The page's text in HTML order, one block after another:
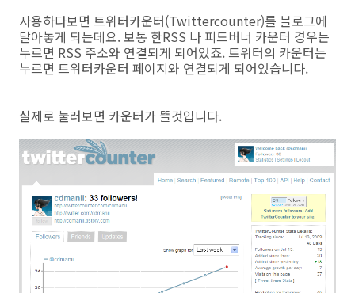
사용하다보면 트위터카운터(Twittercounter)를 블로그에
달아놓게 되는데요. 보통 한RSS 나 피드버너 카운터 경우는
누르면 RSS 주소와 연결되게 되어있죠. 트위터의 카운터는
누르면 트위터카운터 페이지와 연결되게 되어있습니다.
실제로 눌러보면 카운터가 뜰것입니다.